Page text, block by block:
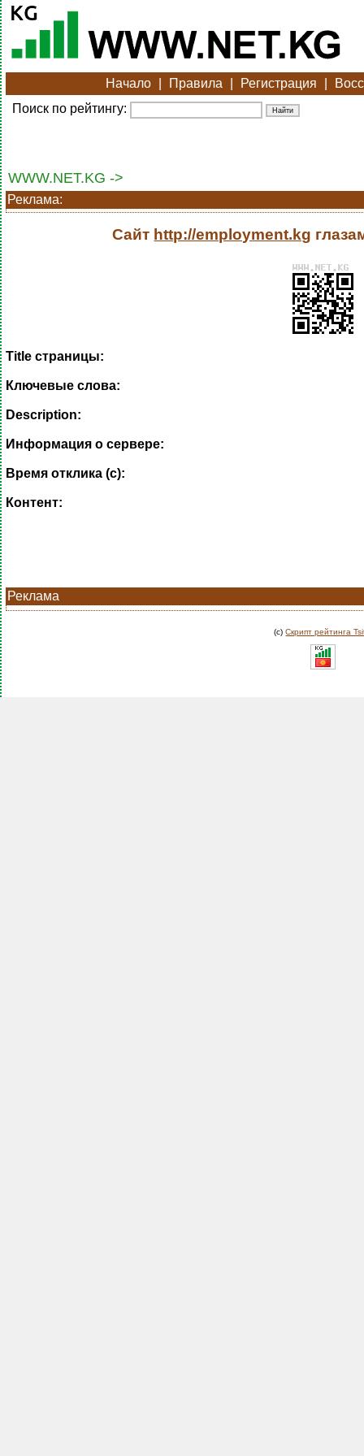
Начало Правила Регистрация
Поиск по рейтингу:
WWW.NET.KG ->
Реклама:
Сайт http://employment.kg
Title страницы:
Ключевые слова:
Description:
Информация о сервере:
Время отклика (с):
Контент:
Реклама
(c)Скрипт рейтинга